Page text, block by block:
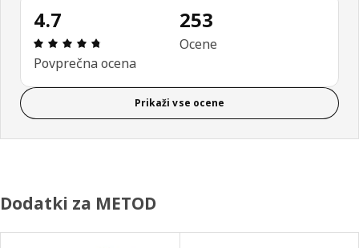
4.7
Ocena in komentar: 4.7 od skupno 5 zvezdic.
Povprečna ocena
253
Ocene
Prikaži vse ocene
Dodatki za METOD